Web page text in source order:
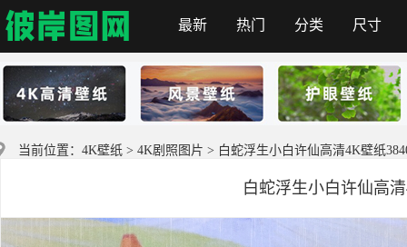
首页
最新 热门 分类 尺寸
当前位置： 4K壁纸 > 4K剧照图片 > 白蛇浮生小白许仙高清4K壁纸
白蛇浮生小白许仙高